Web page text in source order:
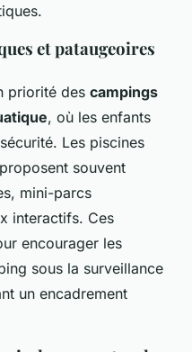
et pataugeoires
priorité des campings
, où les enfants
Les piscines
souvent
mini-parcs
interactifs. Ces
encourager les
sous la surveillance
un encadrement